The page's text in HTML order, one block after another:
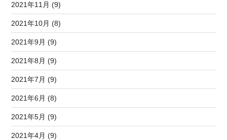
2021年11月 (9)
2021年10月 (8)
2021年9月 (9)
2021年8月 (9)
2021年7月 (9)
2021年6月 (8)
2021年5月 (9)
2021年4月 (9)